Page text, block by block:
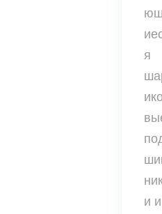
я
ико
и и